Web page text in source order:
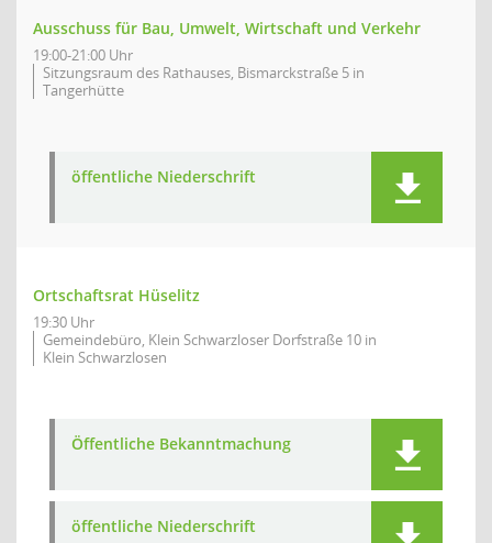
Ausschuss für Bau, Umwelt, Wirtschaft und Verkehr
19:00-21:00 Uhr
Sitzungsraum des Rathauses, Bismarckstraße 5 in
Tangerhütte
öffentliche Niederschrift
Ortschaftsrat Hüselitz
19:30 Uhr
Gemeindebüro, Klein Schwarzloser Dorfstraße 10 in
Klein Schwarzlosen
Öffentliche Bekanntmachung
öffentliche Niederschrift